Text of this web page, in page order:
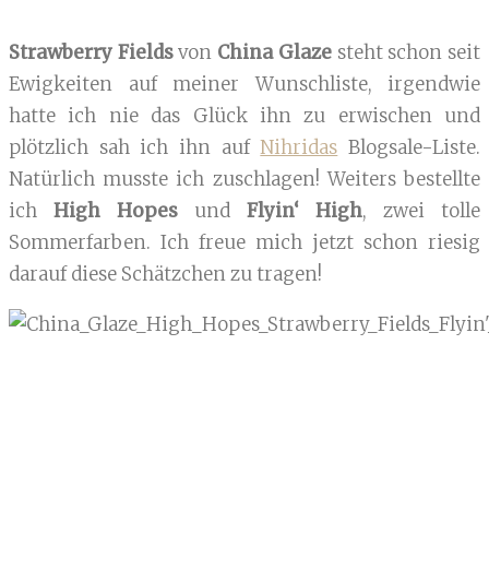
Strawberry Fieldsvon China Glazesteht schon seit
Ewigkeiten auf meiner Wunschliste, irgendwie
hatte ich nie das Glück ihn zu erwischen und
plötzlich sah ich ihn aufNihridas Blogsale-Liste.
Natürlich musste ich zuschlagen! Weiters bestellte
ich High Hopes und Flyin‘ High, zwei tolle
Sommerfarben. Ich freue mich jetzt schon riesig
darauf diese Schätzchen zu tragen!